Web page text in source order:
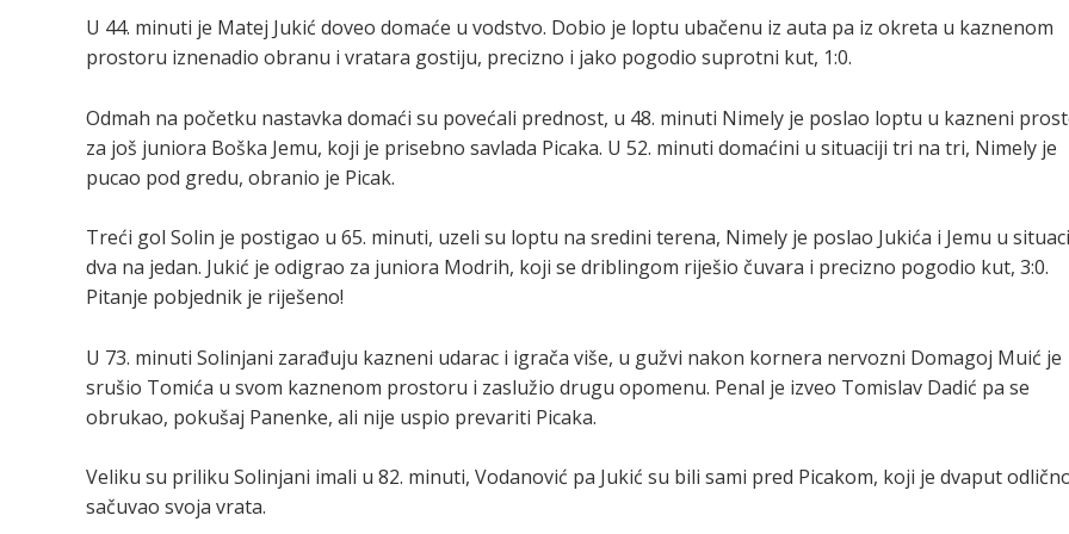
U 44. minuti je Matej Jukić doveo domaće u vodstvo. Dobio je loptu ubačenu iz auta pa iz okreta u kaznenom
prostoru iznenadio obranu i vratara gostiju, precizno i jako pogodio suprotni kut, 1:0.
Odmah na početku nastavka domaći su povećali prednost, u 48. minuti Nimely je poslao loptu u kazneni
za još juniora Boška Jemu, koji je prisebno savlada Picaka. U 52. minuti domaćini u situaciji tri na tri, Nimely je
pucao pod gredu, obranio je Picak.
Treći gol Solin je postigao u 65. minuti, uzeli su loptu na sredini terena, Nimely je poslao Jukića i Jemu u
dva na jedan. Jukić je odigrao za juniora Modrih, koji se driblingom riješio čuvara i precizno pogodio kut, 3:0.
Pitanje pobjednik je riješeno!
U 73. minuti Solinjani zarađuju kazneni udarac i igrača više, u gužvi nakon kornera nervozni Domagoj Muić je
srušio Tomića u svom kaznenom prostoru i zaslužio drugu opomenu. Penal je izveo Tomislav Dadić pa se
obrukao, pokušaj Panenke, ali nije uspio prevariti Picaka.
Veliku su priliku Solinjani imali u 82. minuti, Vodanović pa Jukić su bili sami pred Picakom, koji je dvaput
sačuvao svoja vrata.